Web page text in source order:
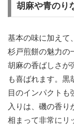
胡麻や青のり
基本の味に加えて
杉戸煎餅の魅力の
胡麻の香ばしさが
も喜ばれます。黒
目のインパクトも
入りは、磯の香り
相まって非常にリ